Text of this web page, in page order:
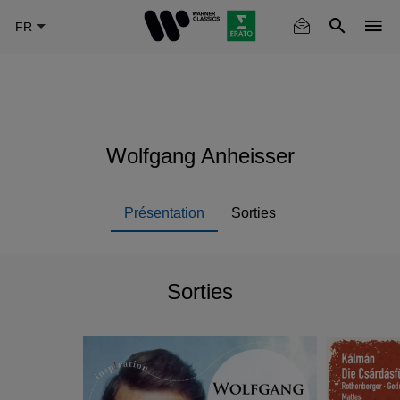
Wolfgang Anheisser
Présentation Sorties
Sorties